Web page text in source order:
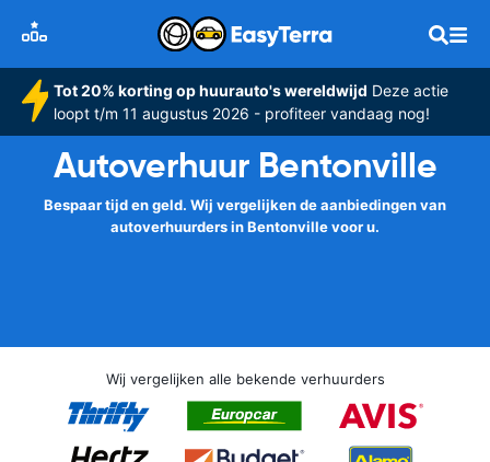
Tot 20% korting op huurauto's wereldwijd Deze actie
loopt t/m 11 augustus 2026 - profiteer vandaag nog!
Autoverhuur Bentonville
Bespaar tijd en geld. Wij vergelijken de aanbiedingen van
autoverhuurders in Bentonville voor u.
Wij vergelijken alle bekende verhuurders